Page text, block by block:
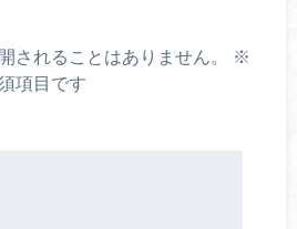
されることはありません。
※
項目です